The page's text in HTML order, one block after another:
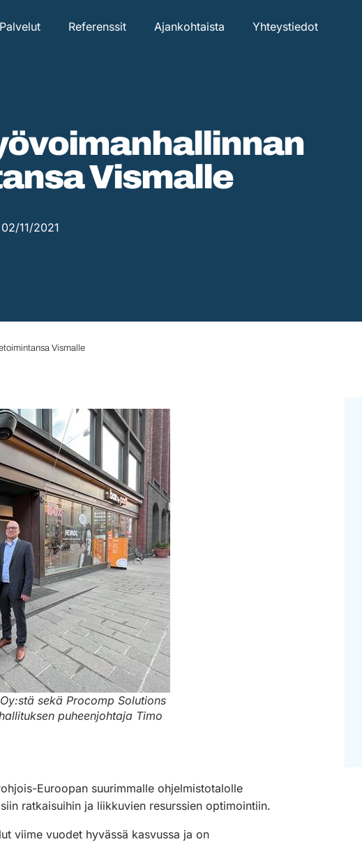
Palvelut Referenssit Ajankohtaista Yhteystiedot
Vismalle
02/11/2021
Vismalle
sekä Procomp Solutions
puheenjohtaja Timo
Euroopan suurimmalle ohjelmistotalolle
ratkaisuihin ja liikkuvien resurssien optimointiin.
viime vuodet hyvässä kasvussa ja on